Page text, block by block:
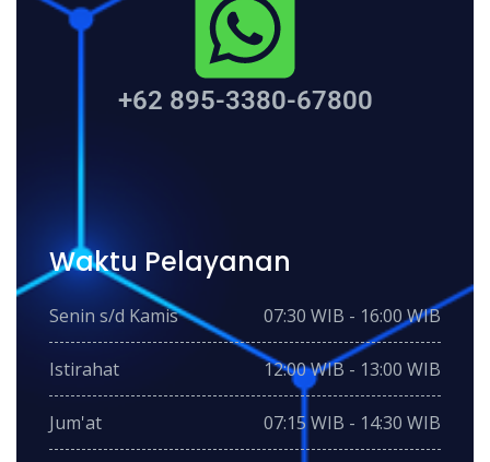
+62 895-3380-67800
Waktu Pelayanan
Senin s/d Kamis 07:30 WIB - 16:00 WIB
Istirahat 12:00 WIB - 13:00 WIB
Jum'at 07:15 WIB - 14:30 WIB